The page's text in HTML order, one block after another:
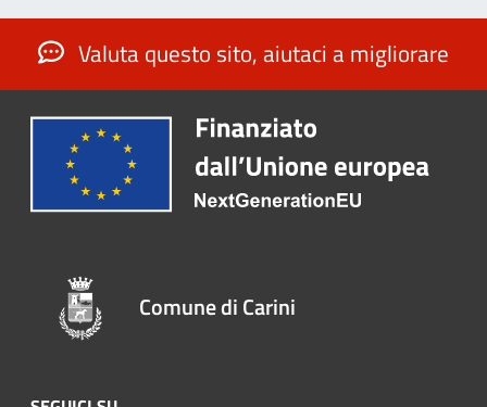
Valuta questo sito, aiutaci a migliorare
Comune di Carini